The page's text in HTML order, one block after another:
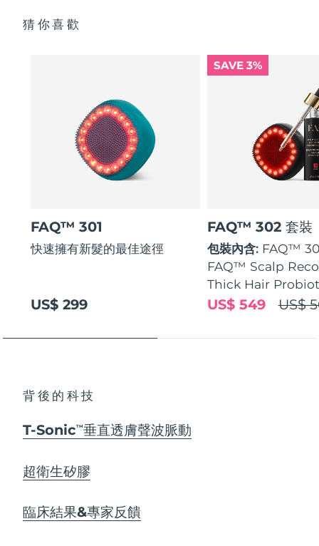
猜你喜歡
FAQ™ 301
快速擁有新髮的最佳途徑
US$ 299
SAVE 3%
FAQ™ 302 套裝
包裝內含: FAQ™
FAQ™ Scalp
Thick Hair
US$
US$ 549
背後的科技
T-SonicTM 垂直透膚聲波脈動
超衛生矽膠
臨床結果&專家反饋